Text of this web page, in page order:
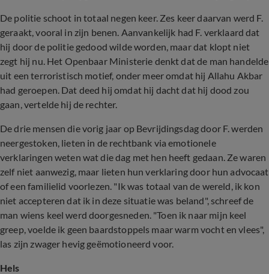
De politie schoot in totaal negen keer. Zes keer daarvan werd F.
geraakt, vooral in zijn benen. Aanvankelijk had F. verklaard dat
hij door de politie gedood wilde worden, maar dat klopt niet
zegt hij nu. Het Openbaar Ministerie denkt dat de man handelde
uit een terroristisch motief, onder meer omdat hij Allahu Akbar
had geroepen. Dat deed hij omdat hij dacht dat hij dood zou
gaan, vertelde hij de rechter.
De drie mensen die vorig jaar op Bevrijdingsdag door F. werden
neergestoken, lieten in de rechtbank via emotionele
verklaringen weten wat die dag met hen heeft gedaan. Ze waren
zelf niet aanwezig, maar lieten hun verklaring door hun advocaat
of een familielid voorlezen. "Ik was totaal van de wereld, ik kon
niet accepteren dat ik in deze situatie was beland", schreef de
man wiens keel werd doorgesneden. "Toen ik naar mijn keel
greep, voelde ik geen baardstoppels maar warm vocht en vlees",
las zijn zwager hevig geëmotioneerd voor.
Hels